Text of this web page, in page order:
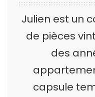
Julien est un
de pièces
des
capsule